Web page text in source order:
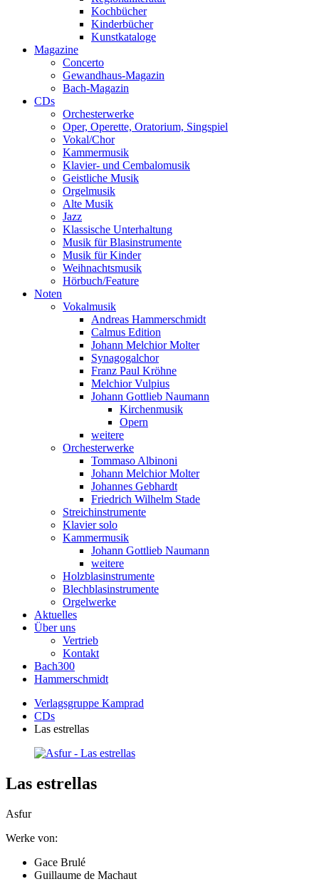
Kochbücher
Kinderbücher
Kunstkataloge
Magazine
Concerto
Gewandhaus-Magazin
Bach-Magazin
CDs
Orchesterwerke
Oper, Operette, Oratorium, Singspiel
Vokal/Chor
Kammermusik
Klavier- und Cembalomusik
Geistliche Musik
Orgelmusik
Alte Musik
Jazz
Klassische Unterhaltung
Musik für Blasinstrumente
Musik für Kinder
Weihnachtsmusik
Hörbuch/Feature
Noten
Vokalmusik
Andreas Hammerschmidt
Calmus Edition
Johann Melchior Molter
Synagogalchor
Franz Paul Kröhne
Melchior Vulpius
Johann Gottlieb Naumann
Kirchenmusik
Opern
weitere
Orchesterwerke
Tommaso Albinoni
Johann Melchior Molter
Johannes Gebhardt
Friedrich Wilhelm Stade
Streichinstrumente
Klavier solo
Kammermusik
Johann Gottlieb Naumann
weitere
Holzblasinstrumente
Blechblasinstrumente
Orgelwerke
Aktuelles
Über uns
Vertrieb
Kontakt
Bach300
Hammerschmidt
Verlagsgruppe Kamprad
CDs
Las estrellas
Las estrellas
Asfur
Werke von:
Gace Brulé
Guillaume de Machaut